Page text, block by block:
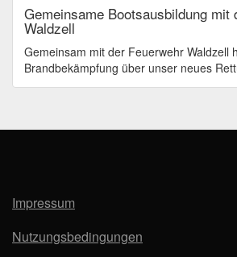
Gemeinsame Bootsausbildung mit
Waldzell
Gemeinsam mit der Feuerwehr Waldzell
Brandbekämpfung über unser neues
Impressum
Nutzungsbedingungen